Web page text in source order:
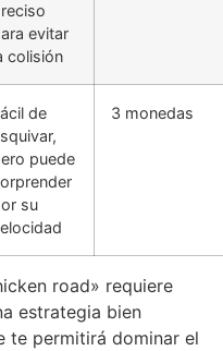
evitar
colisión
de
puede
su
3 monedas
road» requiere
estrategia bien
te permitirá dominar el